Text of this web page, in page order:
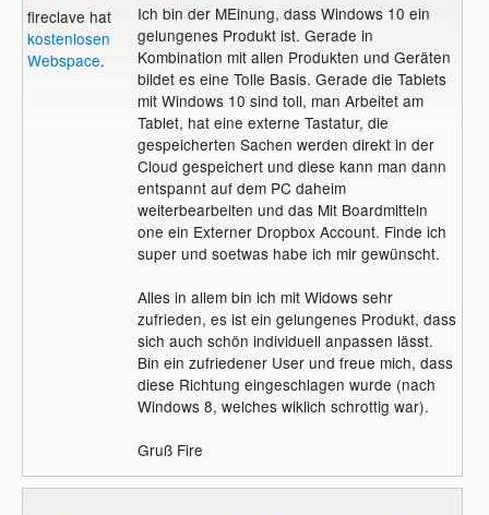
fireclave hat
kostenlosen
Webspace.
Ich bin der MEinung, dass Windows 10 ein
gelungenes Produkt ist. Gerade in
Kombination mit allen Produkten und Geräten
bildet es eine Tolle Basis. Gerade die Tablets
mit Windows 10 sind toll, man Arbeitet am
Tablet, hat eine externe Tastatur, die
gespeicherten Sachen werden direkt in der
Cloud gespeichert und diese kann man dann
entspannt auf dem PC daheim
weiterbearbeiten und das Mit Boardmitteln
one ein Externer Dropbox Account. Finde ich
super und soetwas habe ich mir gewünscht.
Alles in allem bin ich mit Widows sehr
zufrieden, es ist ein gelungenes Produkt, dass
sich auch schön individuell anpassen lässt.
Bin ein zufriedener User und freue mich, dass
diese Richtung eingeschlagen wurde (nach
Windows 8, welches wiklich schrottig war).
Gruß Fire